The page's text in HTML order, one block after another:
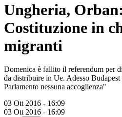
Ungheria,
Costituzione in
migranti
Domenica è fallito il referendum per
da distribuire in Ue. Adesso
Parlamento nessuna accoglienza"
03 Ott 2016 - 16:09
03 Ott 2016 - 16:09